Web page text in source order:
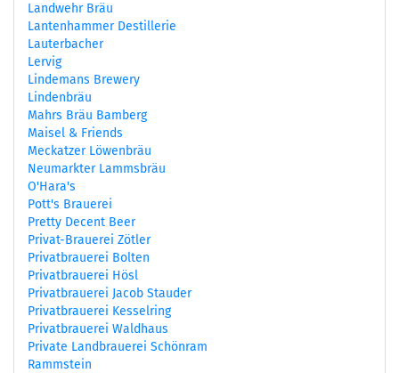
Landwehr Bräu
Lantenhammer Destillerie
Lauterbacher
Lervig
Lindemans Brewery
Lindenbräu
Mahrs Bräu Bamberg
Maisel & Friends
Meckatzer Löwenbräu
Neumarkter Lammsbräu
O'Hara's
Pott's Brauerei
Pretty Decent Beer
Privat-Brauerei Zötler
Privatbrauerei Bolten
Privatbrauerei Hösl
Privatbrauerei Jacob Stauder
Privatbrauerei Kesselring
Privatbrauerei Waldhaus
Private Landbrauerei Schönram
Rammstein